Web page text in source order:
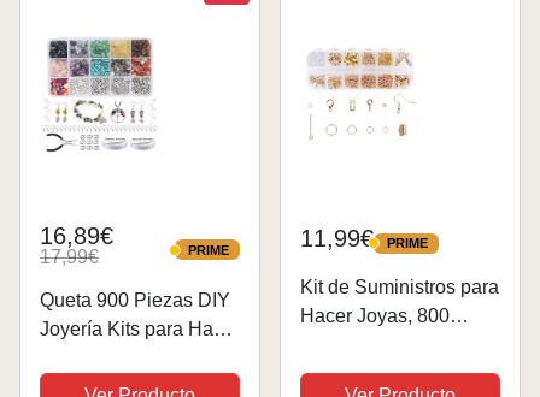
16,89€
17,99€ PRIME
PRIME
Queta 900 Piezas DIY
Joyería Kits para Hacer
Bricolaje Kit de
11,99€ PRIME
PRIME
Kit de Suministros para
Hacer Joyas, 800
Accesorios de Joyería